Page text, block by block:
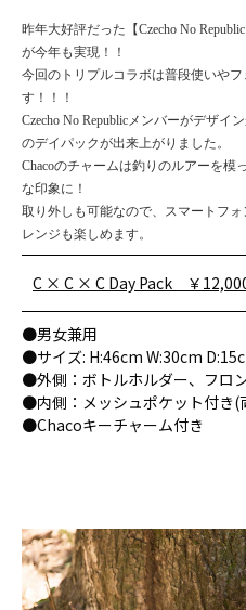
昨年大好評だった 【Czecho No Republic
が今年も実現！！
今回のトリプルコラボは普段使いや
す！！！
Czecho No Republicメンバーがデザイ
のデイパックが出来上がりました。
Chacoのチャームは釣りのルアーを模
な印象に！
取り外しも可能なので、スマートフ
レンジも楽しめます。
C × C × C Day Pack ￥
●男女兼用
●サイズ: H:46cm W:30cm
●外側：ボトルホルダー、フロ
●内側：メッシュポケット付き(
●Chacoキーチャーム付き